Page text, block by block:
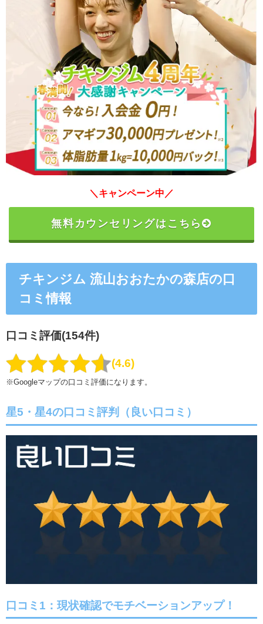
＼キャンペーン中／
無料カウンセリングはこちら
チキンジム 流山おおたかの森店の口
コミ情報
口コミ評価(154件)
4.6
※Googleマップの口コミ評価になります。
星5・星4の口コミ評判（良い口コミ）
口コミ1：現状確認でモチベーションアップ！